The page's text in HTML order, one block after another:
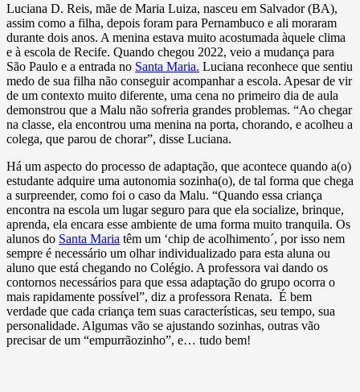
Luciana D. Reis, mãe de Maria Luiza, nasceu em Salvador (BA),
assim como a filha, depois foram para Pernambuco e ali moraram
durante dois anos. A menina estava muito acostumada àquele clima
e à escola de Recife. Quando chegou 2022, veio a mudança para
São Paulo e a entrada no Santa Maria. Luciana reconhece que sentiu
medo de sua filha não conseguir acompanhar a escola. Apesar de vir
de um contexto muito diferente, uma cena no primeiro dia de aula
demonstrou que a Malu não sofreria grandes problemas. “Ao chegar
na classe, ela encontrou uma menina na porta, chorando, e acolheu a
colega, que parou de chorar”, disse Luciana.
Há um aspecto do processo de adaptação, que acontece quando a(o)
estudante adquire uma autonomia sozinha(o), de tal forma que chega
a surpreender, como foi o caso da Malu. “Quando essa criança
encontra na escola um lugar seguro para que ela socialize, brinque,
aprenda, ela encara esse ambiente de uma forma muito tranquila. Os
alunos do Santa Maria têm um ‘chip de acolhimento´, por isso nem
sempre é necessário um olhar individualizado para esta aluna ou
aluno que está chegando no Colégio. A professora vai dando os
contornos necessários para que essa adaptação do grupo ocorra o
mais rapidamente possível”, diz a professora Renata. É bem
verdade que cada criança tem suas características, seu tempo, sua
personalidade. Algumas vão se ajustando sozinhas, outras vão
precisar de um “empurrãozinho”, e… tudo bem!